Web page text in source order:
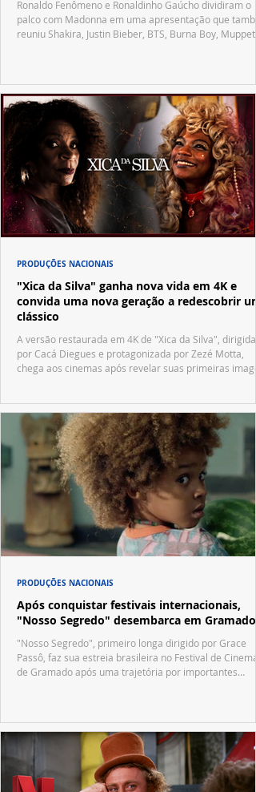
Ronaldo Fenômeno e Ronaldinho Gaúcho dividiram o
palco com Madonna em uma apresentação que
reuniu Shakira, Justin Bieber, BTS, Burna Boy, Muppets,
"Xica da Silva" ganha nova vida em 4K e
convida uma nova geração a redescobrir um
clássico
A versão restaurada em 4K de "Xica da Silva", dirigida
por Cacá Diegues e protagonizada por Zezé Motta,
chega aos cinemas após revelar suas primeiras
PRODUÇÕES NACIONAIS
Após conquistar festivais internacionais,
"Nosso Segredo" desembarca em Gramado
"Nosso Segredo", primeiro longa dirigido por Grace
Passô, faz sua estreia brasileira no Festival de Cinema
de Gramado após uma trajetória por importantes
PRODUÇÕES NACIONAIS